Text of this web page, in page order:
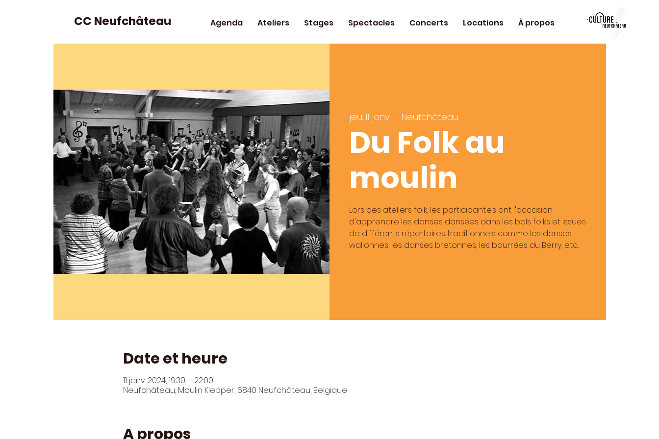
CC Neufchâteau Agenda Ateliers Stages Spectacles Concerts Locations À propos
jeu. 11 janv.
  |
Neufchâteau
Du Folk au
moulin
Lors des ateliers folk, les participant.e.s ont l'occasion
d'apprendre les danses dansées dans les bals folks et issues
de différents répertoires traditionnels comme les danses
wallonnes, les danses bretonnes, les bourrées du Berry, etc...
Date et heure
11 janv. 2024, 19:30 – 22:00
Neufchâteau, Moulin Klepper, 6840 Neufchâteau, Belgique
A propos